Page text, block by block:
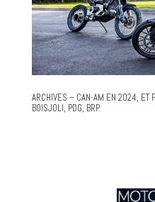
ARCHIVES – CAN-AM EN 2024, ET
BOISJOLI, PDG, BRP.